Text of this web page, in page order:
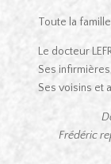
Toute la
Le docteur
Ses infirmières,
Ses voisins et
Frédéric